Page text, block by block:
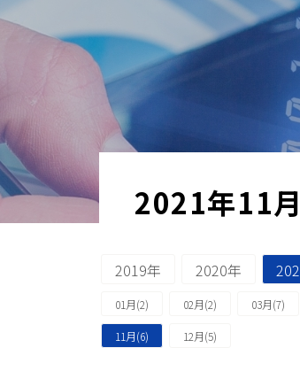
2021年11
2019年 2020年
01月(2) 02月(2) 03月(7)
11月(6) 12月(5)